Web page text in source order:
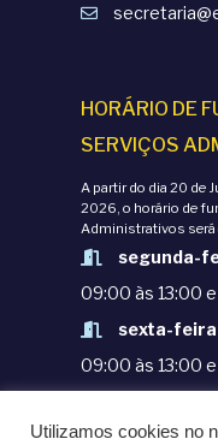
HORÁRIO DE
SERVIÇOS
A partir do dia 20 de
2026, o horário de
Administrativos será
segunda-
09:00 às 13:00 e
sexta-feira
09:00 às 13:00 e
Utilizamos cookies no